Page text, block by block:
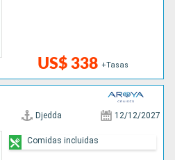
US$ 338 +Tasas
Djedda 12/12/2027
Comidas incluidas